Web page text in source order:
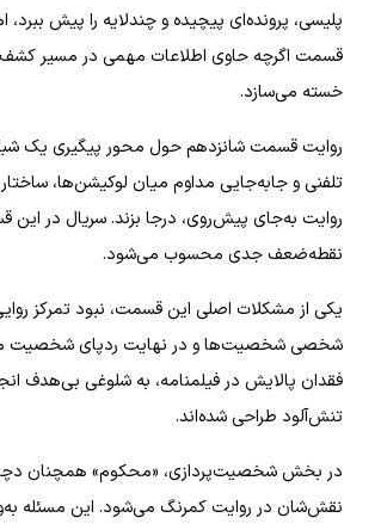
پلیسی، پرونده‌ای پیچیده و چندلایه را پیش
قسمت اگرچه حاوی اطلاعات مهمی در مسیر کشف
خسته می‌سازد.
روایت قسمت شانزدهم حول محور پیگیری یک
تلفنی و جابه‌جایی مداوم میان لوکیشن‌ها،
روایت به‌جای پیش‌روی، درجا بزند. سریال در
نقطه‌ضعف جدی محسوب می‌شود.
یکی از مشکلات اصلی این قسمت، نبود تمرکز
شخصی شخصیت‌ها و در نهایت ردپای شخصیت
فقدان پالایش در فیلمنامه، به شلوغی بی‌هدف
تنش‌آلود طراحی شده‌اند.
در بخش شخصیت‌پردازی، «محکوم» همچنان دچار
نقش‌شان در روایت کمرنگ می‌شود. این مسئله